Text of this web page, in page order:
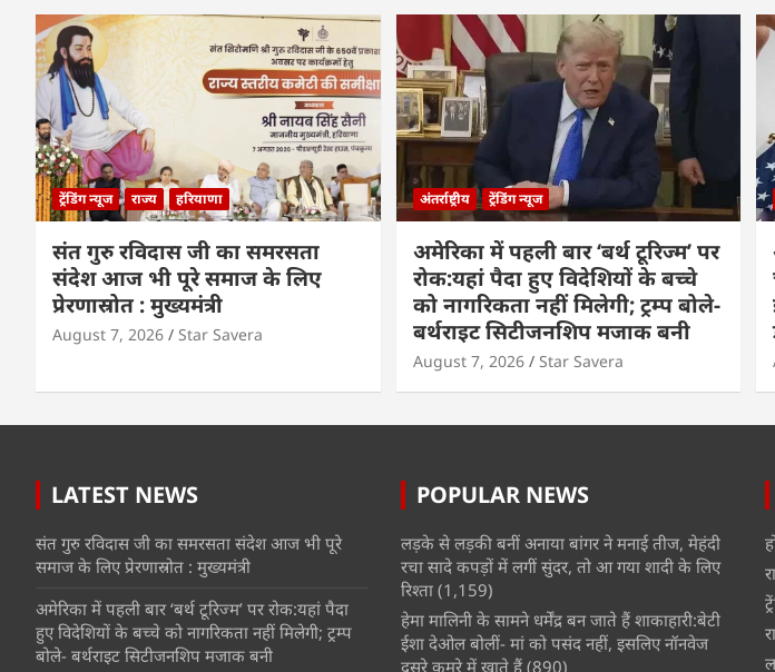
ट्रेंडिंग न्यूज राज्य हरियाणा
संत गुरु रविदास जी का समरसता
संदेश आज भी पूरे समाज के लिए
प्रेरणास्रोत : मुख्यमंत्री
August 7, 2026 Star Savera
अंतर्राष्ट्रीय ट्रेंडिंग न्यूज
अमेरिका में पहली बार ‘बर्थ टूरिज्म’ पर
रोक:यहां पैदा हुए विदेशियों के बच्चे
को नागरिकता नहीं मिलेगी; ट्रम्प बोले-
बर्थराइट सिटीजनशिप मजाक बनी
August 7, 2026 Star Savera
LATEST NEWS
संत गुरु रविदास जी का समरसता संदेश आज भी पूरे
समाज के लिए प्रेरणास्रोत : मुख्यमंत्री
अमेरिका में पहली बार ‘बर्थ टूरिज्म’ पर रोक:यहां पैदा
हुए विदेशियों के बच्चे को नागरिकता नहीं मिलेगी; ट्रम्प
बोले- बर्थराइट सिटीजनशिप मजाक बनी
POPULAR NEWS
लड़के से लड़की बनीं अनाया बांगर ने मनाई तीज, मेहंदी
रचा सादे कपड़ों में लगीं सुंदर, तो आ गया शादी के लिए
रिश्ता (1,159)
हेमा मालिनी के सामने धर्मेंद्र बन जाते हैं शाकाहारी:बेटी
ईशा देओल बोलीं- मां को पसंद नहीं, इसलिए नॉनवेज
दूसरे कमरे में खाते हैं (890)